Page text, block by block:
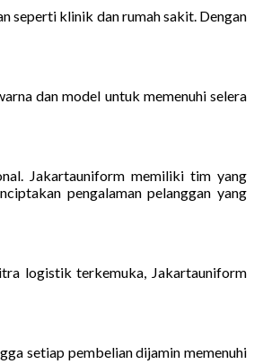
seperti klinik dan rumah sakit. Dengan
dan model untuk memenuhi selera
Jakartauniform memiliki tim yang
pengalaman pelanggan yang
logistik terkemuka, Jakartauniform
setiap pembelian dijamin memenuhi